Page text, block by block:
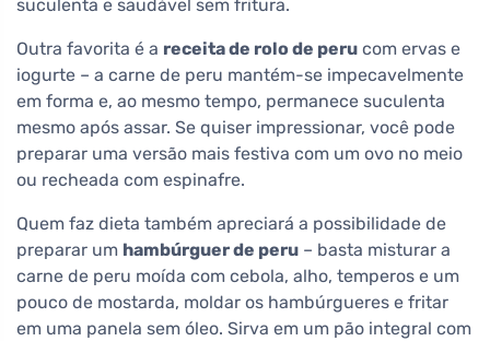
suculenta e saudável sem fritura.
Outra favorita é a receita de rolo de peru com ervas e
iogurte – a carne de peru mantém-se impecavelmente
em forma e, ao mesmo tempo, permanece suculenta
mesmo após assar. Se quiser impressionar, você pode
preparar uma versão mais festiva com um ovo no meio
ou recheada com espinafre.
Quem faz dieta também apreciará a possibilidade de
preparar um hambúrguer de peru – basta misturar a
carne de peru moída com cebola, alho, temperos e um
pouco de mostarda, moldar os hambúrgueres e fritar
em uma panela sem óleo. Sirva em um pão integral com